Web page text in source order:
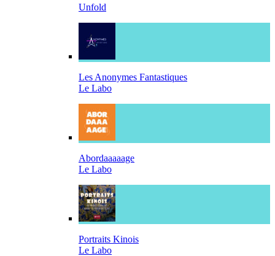
Unfold
Les Anonymes Fantastiques
Le Labo
Abordaaaaage
Le Labo
Portraits Kinois
Le Labo